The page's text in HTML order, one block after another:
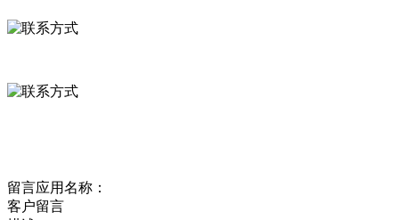
留言应用名称：
客户留言